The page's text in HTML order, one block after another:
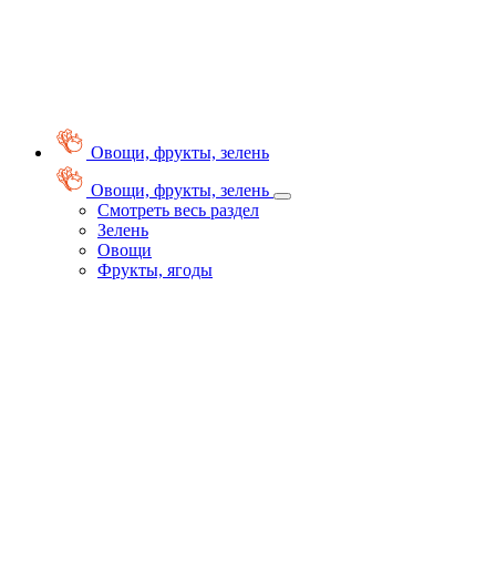
Овощи, фрукты, зелень
Овощи, фрукты, зелень
Смотреть весь раздел
Зелень
Овощи
Фрукты, ягоды